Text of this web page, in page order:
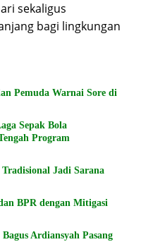
sekaligus
bagi lingkungan
Pemuda Warnai Sore di
Sepak Bola
Program
Jadi Sarana
BPR dengan Mitigasi
Ardiansyah Pasang